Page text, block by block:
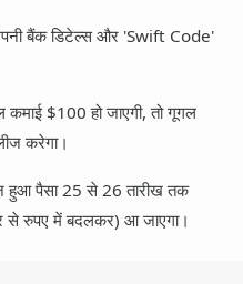
बैंक डिटेल्स और 'Swift Code'
$100 हो जाएगी, तो गूगल
करेगा।
हुआ पैसा 25 से 26 तारीख तक
से रुपए में बदलकर) आ जाएगा।